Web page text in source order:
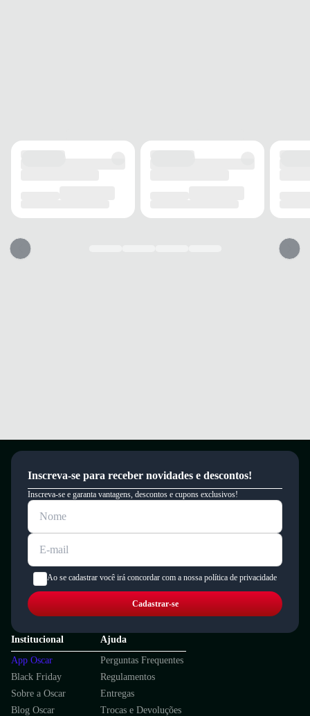
Inscreva-se para receber novidades e descontos!
Inscreva-se e garanta vantagens, descontos e cupons exclusivos!
Ao se cadastrar você irá concordar com a nossa política de privacidade
Cadastrar-se
Institucional
App Oscar
Black Friday
Sobre a Oscar
Blog Oscar
Ajuda
Perguntas Frequentes
Regulamentos
Entregas
Trocas e Devoluções